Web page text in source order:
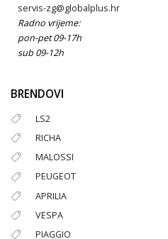
servis-zg@globalplus.hr
Radno vrijeme:
pon-pet 09-17h
sub 09-12h
BRENDOVI
LS2
RICHA
MALOSSI
PEUGEOT
APRILIA
VESPA
PIAGGIO